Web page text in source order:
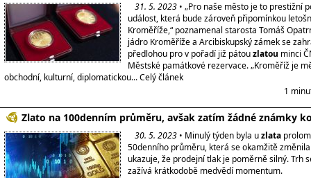
31. 5. 2023 • „Pro naše město je to prestižní
událost, která bude zároveň připomínkou
Kroměříže,“ poznamenal starosta Tomáš
jádro Kroměříže a Arcibiskupský zámek se
předlohou pro v pořadí již pátouzlatou minci
Městské památkové rezervace. „Kroměříž je
obchodní, kulturní, diplomatickou... Celý článek
1
Zlato na 100denním průměru, avšak zatím žádné známky
30. 5. 2023 • Minulý týden byla uzlata
50denního průměru, která se okamžitě
ukazuje, že prodejní tlak je poměrně silný. Trh
zažívá krátkodobě medvědí momentum.